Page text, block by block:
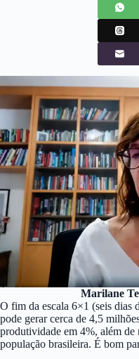
Marilane
O fim da escala 6×1 (seis dias
pode gerar cerca de 4,5
produtividade em 4%, além
população brasileira. É bom